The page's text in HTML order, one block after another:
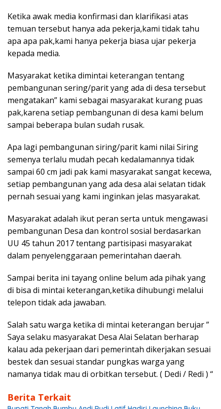
Ketika awak media konfirmasi dan klarifikasi atas
temuan tersebut hanya ada pekerja,kami tidak tahu
apa apa pak,kami hanya pekerja biasa ujar pekerja
kepada media.
Masyarakat ketika dimintai keterangan tentang
pembangunan sering/parit yang ada di desa tersebut
mengatakan” kami sebagai masyarakat kurang puas
pak,karena setiap pembangunan di desa kami belum
sampai beberapa bulan sudah rusak.
Apa lagi pembangunan siring/parit kami nilai Siring
semenya terlalu mudah pecah kedalamannya tidak
sampai 60 cm jadi pak kami masyarakat sangat kecewa,
setiap pembangunan yang ada desa alai selatan tidak
pernah sesuai yang kami inginkan jelas masyarakat.
Masyarakat adalah ikut peran serta untuk mengawasi
pembangunan Desa dan kontrol sosial berdasarkan
UU 45 tahun 2017 tentang partisipasi masyarakat
dalam penyelenggaraan pemerintahan daerah.
Sampai berita ini tayang online belum ada pihak yang
di bisa di mintai keterangan,ketika dihubungi melalui
telepon tidak ada jawaban.
Salah satu warga ketika di mintai keterangan berujar ”
Saya selaku masyarakat Desa Alai Selatan berharap
kalau ada pekerjaan dari pemerintah dikerjakan sesuai
bestek dan sesuai standar pungkas warga yang
namanya tidak mau di orbitkan tersebut. ( Dedi / Redi ) “
Berita Terkait